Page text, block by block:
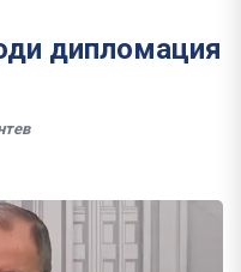
дипломация